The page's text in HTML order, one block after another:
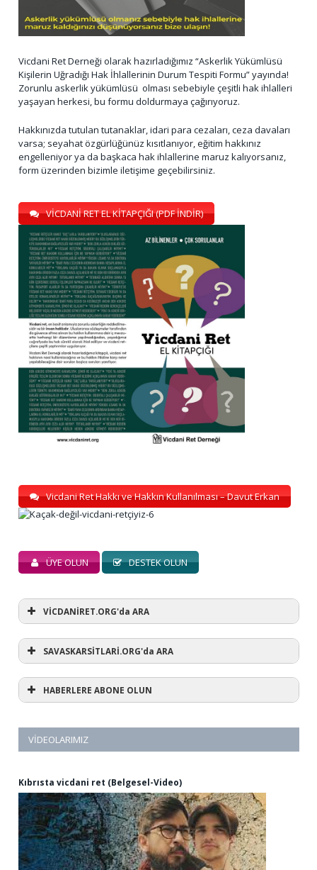
Vicdani Ret Derneği olarak hazırladığımız “Askerlik Yükümlüsü
Kişilerin Uğradığı Hak İhlallerinin Durum Tespiti Formu” yayında!
Zorunlu askerlik yükümlüsü olması sebebiyle çeşitli hak ihlalleri
yaşayan herkesi, bu formu doldurmaya çağırıyoruz.
Hakkınızda tutulan tutanaklar, idari para cezaları, ceza davaları
varsa; seyahat özgürlüğünüz kısıtlanıyor, eğitim hakkınız
engelleniyor ya da başkaca hak ihlallerine maruz kalıyorsanız,
form üzerinden bizimle iletişime geçebilirsiniz.
VİCDANİ RET EL KİTAPÇIĞI (PDF İNDİR)
Vicdani Ret Hakkı ve Hakkın Kullanılması – Davut Erkan
ÜYE OLUN DESTEK OLUN
VİCDANİRET.ORG'da ARA
SAVASKARSİTLARİ.ORG'da ARA
HABERLERE ABONE OLUN
VIDEOLARIMIZ
Kıbrısta vicdani ret (Belgesel-Video)